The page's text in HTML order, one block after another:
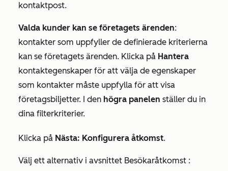
kontaktpost.
Valda kunder kan se företagets ärenden:
kontakter som uppfyller de definierade kriterierna
kan se företagets ärenden. Klicka på Hantera
kontaktegenskaper för att välja de egenskaper
som kontakter måste uppfylla för att visa
företagsbiljetter. I den högra panelen ställer du in
dina filterkriterier.
Klicka på Nästa: Konfigurera åtkomst.
Välj ett alternativ i avsnittet Besökaråtkomst :